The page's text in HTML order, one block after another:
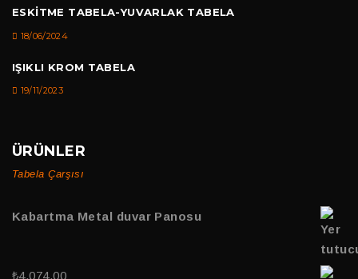
ESKITME TABELA-YUVARLAK TABELA
18/06/2024
IŞIKLI KROM TABELA
19/11/2023
ÜRÜNLER
Tabela Çarşısı
Kabartma Metal duvar Panosu
₺4,074.00